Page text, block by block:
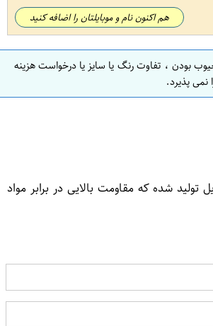
هم اکنون نام و موبایلتان را اضافه کنید
بودن ، تفاوت رنگ یا سایز یا درخواست هزینه
پذیرد.
شده که مقاومت بالایی در برابر مواد